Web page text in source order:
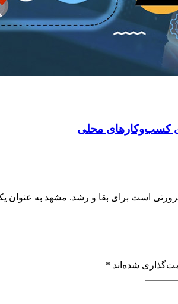
کسب‌وکارهای محلی
است برای بقا و رشد. مشهد به عنوان
شده‌اند *